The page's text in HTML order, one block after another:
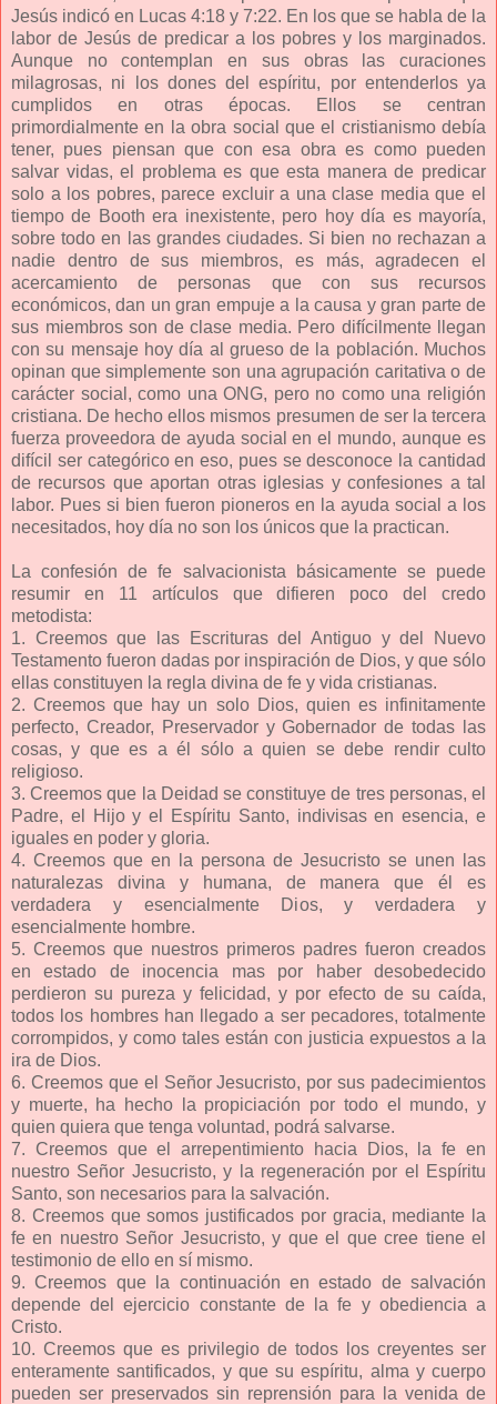
Jesús indicó en Lucas 4:18 y 7:22. En los que se habla de la
labor de Jesús de predicar a los pobres y los marginados.
Aunque no contemplan en sus obras las curaciones
milagrosas, ni los dones del espíritu, por entenderlos ya
cumplidos en otras épocas. Ellos se centran
primordialmente en la obra social que el cristianismo debía
tener, pues piensan que con esa obra es como pueden
salvar vidas, el problema es que esta manera de predicar
solo a los pobres, parece excluir a una clase media que el
tiempo de Booth era inexistente, pero hoy día es mayoría,
sobre todo en las grandes ciudades. Si bien no rechazan a
nadie dentro de sus miembros, es más, agradecen el
acercamiento de personas que con sus recursos
económicos, dan un gran empuje a la causa y gran parte de
sus miembros son de clase media. Pero difícilmente llegan
con su mensaje hoy día al grueso de la población. Muchos
opinan que simplemente son una agrupación caritativa o de
carácter social, como una ONG, pero no como una religión
cristiana. De hecho ellos mismos presumen de ser la tercera
fuerza proveedora de ayuda social en el mundo, aunque es
difícil ser categórico en eso, pues se desconoce la cantidad
de recursos que aportan otras iglesias y confesiones a tal
labor. Pues si bien fueron pioneros en la ayuda social a los
necesitados, hoy día no son los únicos que la practican.
La confesión de fe salvacionista básicamente se puede
resumir en 11 artículos que difieren poco del credo
metodista:
1. Creemos que las Escrituras del Antiguo y del Nuevo
Testamento fueron dadas por inspiración de Dios, y que sólo
ellas constituyen la regla divina de fe y vida cristianas.
2. Creemos que hay un solo Dios, quien es infinitamente
perfecto, Creador, Preservador y Gobernador de todas las
cosas, y que es a él sólo a quien se debe rendir culto
religioso.
3. Creemos que la Deidad se constituye de tres personas, el
Padre, el Hijo y el Espíritu Santo, indivisas en esencia, e
iguales en poder y gloria.
4. Creemos que en la persona de Jesucristo se unen las
naturalezas divina y humana, de manera que él es
verdadera y esencialmente Dios, y verdadera y
esencialmente hombre.
5. Creemos que nuestros primeros padres fueron creados
en estado de inocencia mas por haber desobedecido
perdieron su pureza y felicidad, y por efecto de su caída,
todos los hombres han llegado a ser pecadores, totalmente
corrompidos, y como tales están con justicia expuestos a la
ira de Dios.
6. Creemos que el Señor Jesucristo, por sus padecimientos
y muerte, ha hecho la propiciación por todo el mundo, y
quien quiera que tenga voluntad, podrá salvarse.
7. Creemos que el arrepentimiento hacia Dios, la fe en
nuestro Señor Jesucristo, y la regeneración por el Espíritu
Santo, son necesarios para la salvación.
8. Creemos que somos justificados por gracia, mediante la
fe en nuestro Señor Jesucristo, y que el que cree tiene el
testimonio de ello en sí mismo.
9. Creemos que la continuación en estado de salvación
depende del ejercicio constante de la fe y obediencia a
Cristo.
10. Creemos que es privilegio de todos los creyentes ser
enteramente santificados, y que su espíritu, alma y cuerpo
pueden ser preservados sin reprensión para la venida de